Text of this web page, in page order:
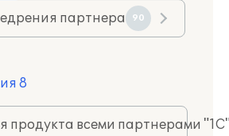
партнера 90
8
продукта всеми партнерами